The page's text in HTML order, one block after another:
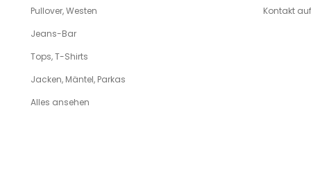
Pullover, Westen
Jeans-Bar
Tops, T-Shirts
Jacken, Mäntel, Parkas
Alles ansehen
Kontakt